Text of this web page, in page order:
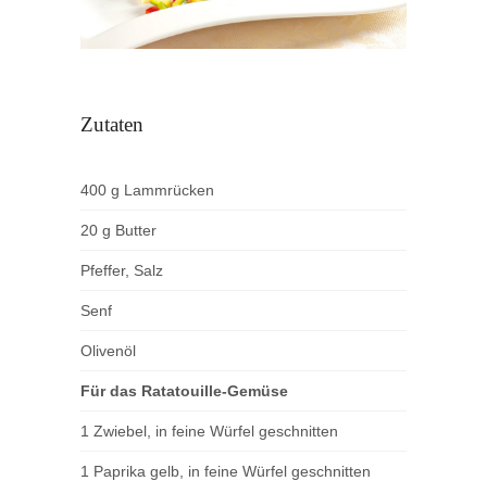
Zutaten
400 g Lammrücken
20 g Butter
Pfeffer, Salz
Senf
Olivenöl
Für das Ratatouille-Gemüse
1 Zwiebel, in feine Würfel geschnitten
1 Paprika gelb, in feine Würfel geschnitten